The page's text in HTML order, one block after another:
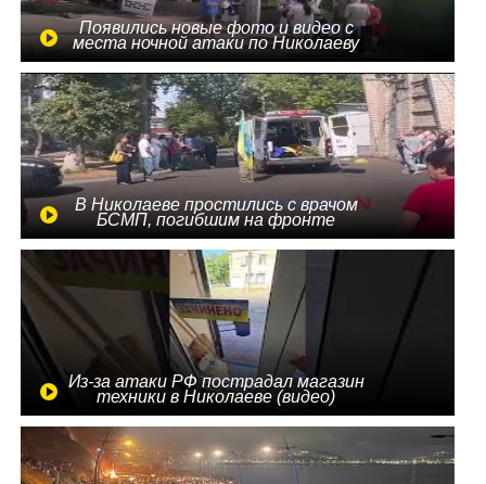
Появились новые фото и видео с
места ночной атаки по Николаеву
В Николаеве простились с врачом
БСМП, погибшим на фронте
Из-за атаки РФ пострадал магазин
техники в Николаеве (видео)